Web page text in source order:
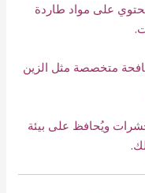
على مواد طاردة
متخصصة مثل الزين
ويُحافظ على بيئة